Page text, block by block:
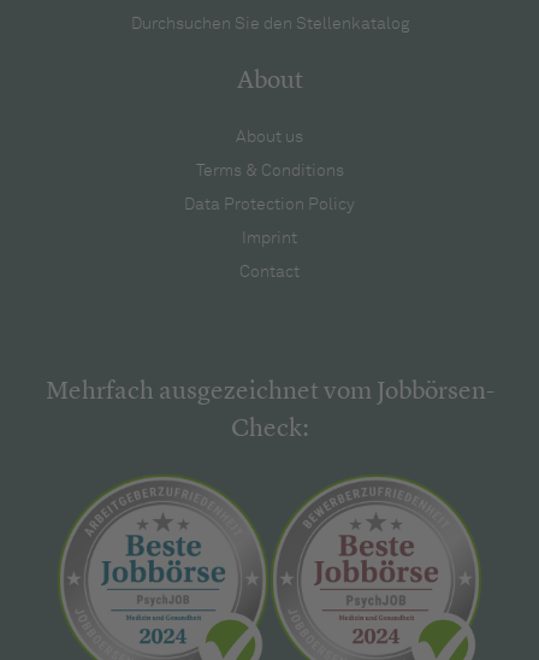
Durchsuchen Sie den Stellenkatalog
About
About us
Terms & Conditions
Data Protection Policy
Imprint
Contact
Mehrfach ausgezeichnet vom Jobbörsen-
Check: